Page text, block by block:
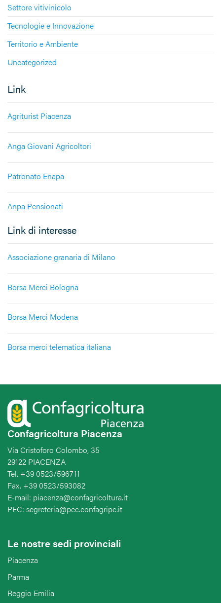
Settore vitivinicolo
Tecnologie e Innovazione
Territorio e Ambiente
Uncategorized
Link
Agriturist Piacenza
Anga Giovani Agricoltori
Patronato Enapa
Anpa Pensionati
Link di interesse
Associazione granaria di Milano
Borsa Merci Bologna
Borsa Merci Modena
Borsa merci telematica italiana
Confagricoltura Piacenza
Via Cristoforo Colombo, 35
29122 PIACENZA
Tel. +39 0523/596711
Fax. +39 0523/593082
E-mail: piacenza@confagricoltura.it
PEC: segreteria@pec.confagripc.it
Le nostre sedi provinciali
Piacenza
Parma
Reggio Emilia